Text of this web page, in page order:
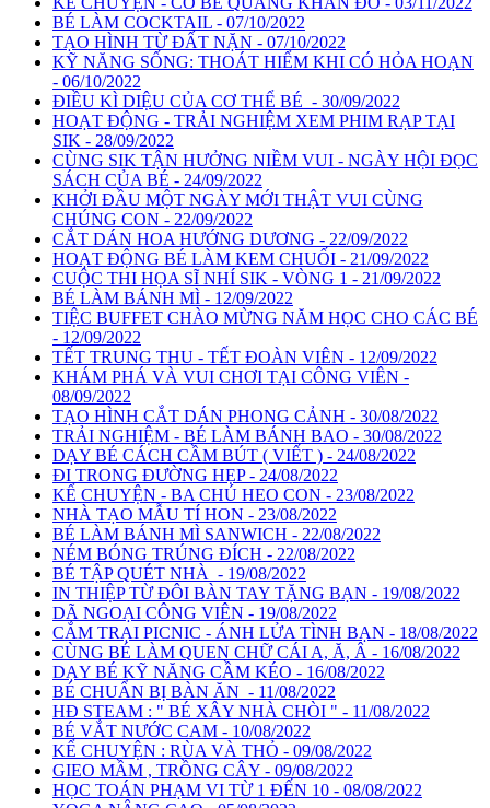
BÉ LÀM COCKTAIL - 07/10/2022
TẠO HÌNH TỪ ĐẤT NẶN - 07/10/2022
KỸ NĂNG SỐNG: THOÁT HIỂM KHI CÓ HỎA HOẠN
- 06/10/2022
ĐIỀU KÌ DIỆU CỦA CƠ THỂ BÉ - 30/09/2022
HOẠT ĐỘNG - TRẢI NGHIỆM XEM PHIM RẠP TẠI
SIK - 28/09/2022
CÙNG SIK TẬN HƯỞNG NIỀM VUI - NGÀY HỘI ĐỌC
SÁCH CỦA BÉ - 24/09/2022
KHỞI ĐẦU MỘT NGÀY MỚI THẬT VUI CÙNG
CHÚNG CON - 22/09/2022
CẮT DÁN HOA HƯỚNG DƯƠNG - 22/09/2022
HOẠT ĐỘNG BÉ LÀM KEM CHUỐI - 21/09/2022
CUỘC THI HỌA SĨ NHÍ SIK - VÒNG 1 - 21/09/2022
BÉ LÀM BÁNH MÌ - 12/09/2022
TIỆC BUFFET CHÀO MỪNG NĂM HỌC CHO CÁC BÉ
- 12/09/2022
TẾT TRUNG THU - TẾT ĐOÀN VIÊN - 12/09/2022
KHÁM PHÁ VÀ VUI CHƠI TẠI CÔNG VIÊN -
08/09/2022
TẠO HÌNH CẮT DÁN PHONG CẢNH - 30/08/2022
TRẢI NGHIỆM - BÉ LÀM BÁNH BAO - 30/08/2022
DẠY BÉ CÁCH CẦM BÚT ( VIẾT ) - 24/08/2022
ĐI TRONG ĐƯỜNG HẸP - 24/08/2022
KỂ CHUYỆN - BA CHÚ HEO CON - 23/08/2022
NHÀ TẠO MẪU TÍ HON - 23/08/2022
BÉ LÀM BÁNH MÌ SANWICH - 22/08/2022
NÉM BÓNG TRÚNG ĐÍCH - 22/08/2022
BÉ TẬP QUÉT NHÀ - 19/08/2022
IN THIỆP TỪ ĐÔI BÀN TAY TẶNG BẠN - 19/08/2022
DÃ NGOẠI CÔNG VIÊN - 19/08/2022
CẮM TRẠI PICNIC - ÁNH LỬA TÌNH BẠN - 18/08/2022
CÙNG BÉ LÀM QUEN CHỮ CÁI A, Ă, Â - 16/08/2022
DẠY BÉ KỸ NĂNG CẦM KÉO - 16/08/2022
BÉ CHUẨN BỊ BÀN ĂN - 11/08/2022
HĐ STEAM : " BÉ XÂY NHÀ CHÒI " - 11/08/2022
BÉ VẮT NƯỚC CAM - 10/08/2022
KỂ CHUYỆN : RÙA VÀ THỎ - 09/08/2022
GIEO MẦM , TRỒNG CÂY - 09/08/2022
HỌC TOÁN PHẠM VI TỪ 1 ĐẾN 10 - 08/08/2022